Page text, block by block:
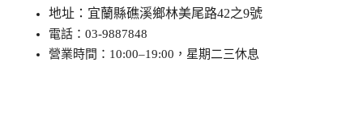
地址：宜蘭縣礁溪鄉林美尾路42之9號
電話：03-9887848
營業時間：10:00–19:00，星期二三休息